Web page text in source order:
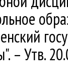
– Утв.